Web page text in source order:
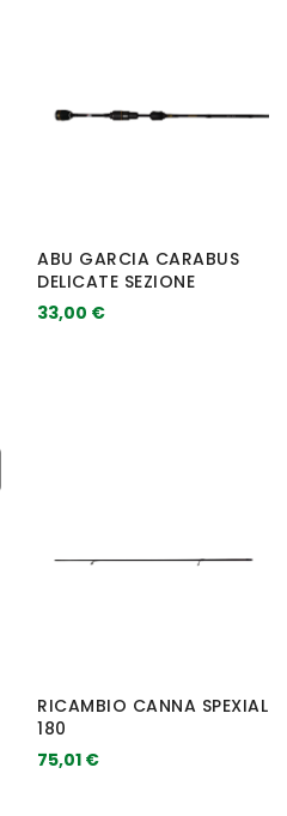
ABU GARCIA CARABUS
DELICATE SEZIONE
33,00 €
RICAMBIO CANNA SPEXIAL
180
75,01 €